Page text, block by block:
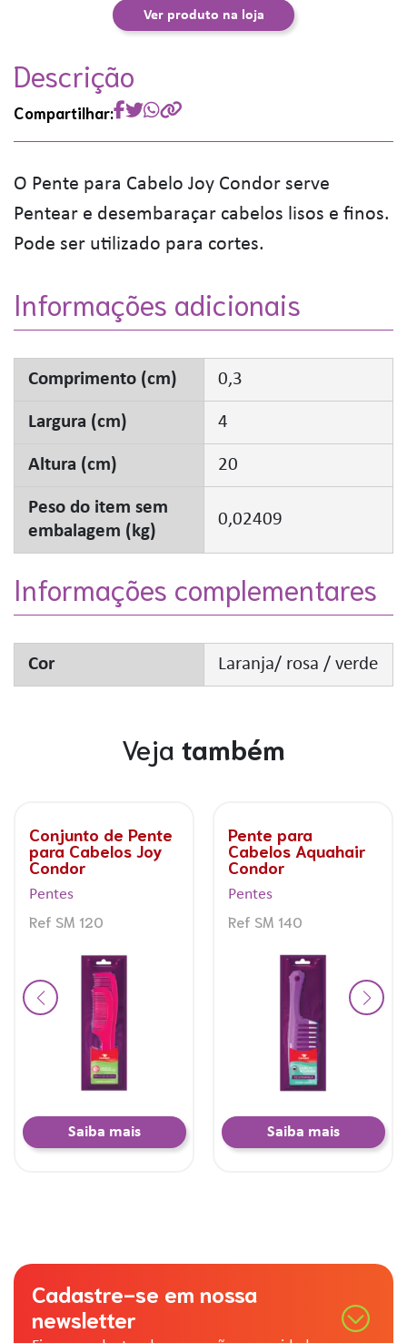
Ver produto na loja
Descrição
Compartilhar:
O Pente para Cabelo Joy Condor serve
Pentear e desembaraçar cabelos lisos e finos.
Pode ser utilizado para cortes.
Informações adicionais
Comprimento (cm) 0,3
Largura (cm) 4
Altura (cm) 20
Peso do item sem
embalagem (kg)
0,02409
Informações complementares
Cor Laranja/ rosa / verde
Veja também
Conjunto de Pente
para Cabelos Joy
Condor
Pentes
Ref SM 120
Saiba mais
Pente para
Cabelos Aquahair
Condor
Pentes
Ref SM 140
Saiba mais
Cadastre-se em nossa
newsletter